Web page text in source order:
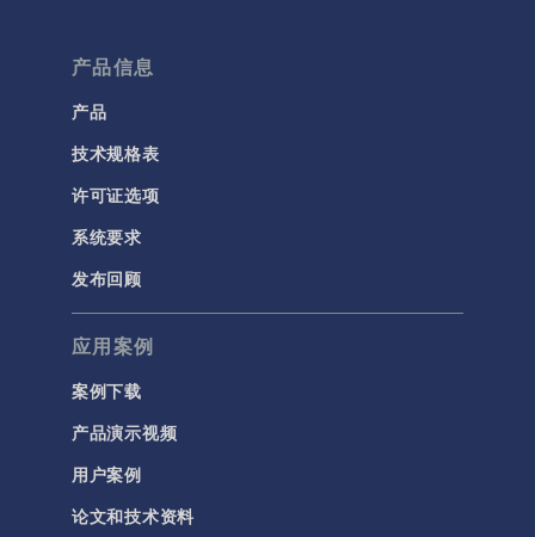
产品信息
产品
技术规格表
许可证选项
系统要求
发布回顾
应用案例
案例下载
产品演示视频
用户案例
论文和技术资料